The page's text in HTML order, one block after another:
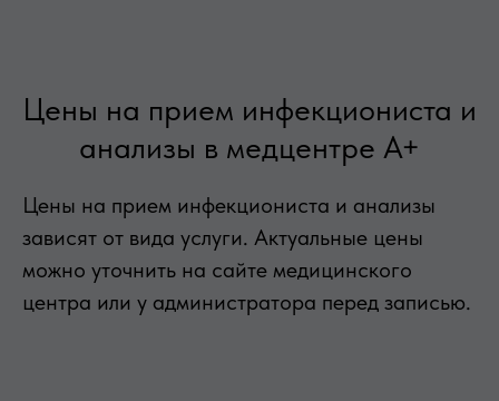
Цены на прием инфекциониста и
анализы в медцентре А+
Цены на прием инфекциониста и анализы
зависят от вида услуги. Актуальные цены
можно уточнить на сайте медицинского
центра или у администратора перед записью.